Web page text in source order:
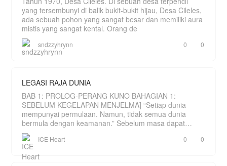
yang tersembunyi di balik bukit-bukit hijau, Desa Cileles,
ada sebuah pohon yang sangat besar dan memiliki aura
mistis yang sangat kental. Orang de
sndzzyhrynn 0 0
LEGASI RAJA DUNIA
BAB 1: PROLOG-PERANG KUNO BAHAGIAN 1:
SEBELUM KEGELAPAN MENJELMA] “Setiap dunia
mempunyai permulaan. Namun, tidak semua dunia
bermula dengan keamanan.” Sebelum masa dapat
dihitung, hanya wujud sebu
ICE Heart 0 0